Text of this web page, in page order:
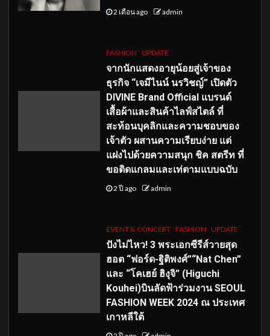
2 เดือน ago admin
FASHION UPDATE
จากนักแสดงอายุน้อยสู่เจ้าของ
ธุรกิจ “เจมีไนน์ นรวิชญ์” เปิดตัว
DIVINE Brand Official แบรนด์
เสื้อผ้าและสินค้าไลฟ์สไตล์ ที่
สะท้อนบุคลิกและความชอบของ
เจ้าตัว ผสานความเรียบง่าย แต่
แฝงไปด้วยความสนุก ชิค สตรีท ที่
ขอติดแกลมและเท่ตามแบบฉบับ
2 ปี ago admin
EVENT & CONCERT FASHION UPDATE
ปังไม่ไหว! 3 พระเอกซีรีส์วายสุด
ฮอต “ฟอร์ด-ฐิติพงศ์”“Nat Chen”
และ “โคเฮย์ ฮิงุจิ” (Higuchi
Kouhei)บินลัดฟ้าร่วมงาน SEOUL
FASHION WEEK 2024 ณ ประเทศ
เกาหลีใต้